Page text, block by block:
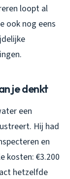
loopt al
ook nog eens
je denkt
een
Hij had
en
kosten: €3.200
hetzelfde